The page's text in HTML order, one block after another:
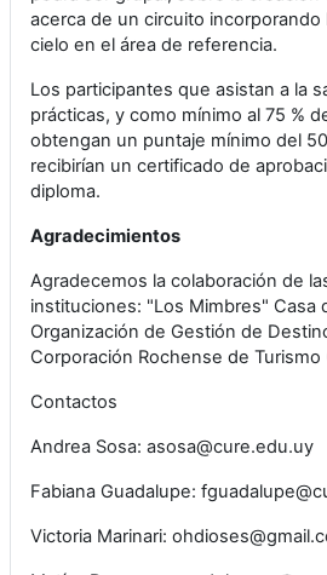
acerca de un circuito
cielo en el área de referencia.
Los participantes que asistan a la
prácticas, y como mínimo al 75 %
obtengan un puntaje mínimo del
recibirían un certificado de
diploma.
Agradecimientos
Agradecemos la colaboración de
instituciones: "Los Mimbres" Casa
Organización de Gestión de
Corporación Rochense de Turismo
Contactos
Andrea Sosa: asosa@cure.edu.uy
Fabiana Guadalupe:
Victoria Marinari: